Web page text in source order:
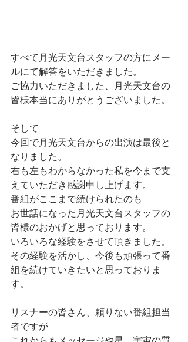
すべて月光天文台スタッフの方にメー
ルにて解答をいただきました。
ご協力いただきました、月光天文台の
皆様本当にありがとうございました。
そして
今回で月光天文台からの出演は最後と
なりました。
右も左もわからなかった私を今まで支
えていただき感謝申し上げます。
番組がここまで続けられたのも
お世話になった月光天文台スタッフの
皆様のおかげと思っております。
いろいろな経験をさせて頂きました。
その経験を活かし、今後も頑張って番
組を続けていきたいと思っておりま
す。
リスナーの皆さん、頼りない番組担当
者ですが